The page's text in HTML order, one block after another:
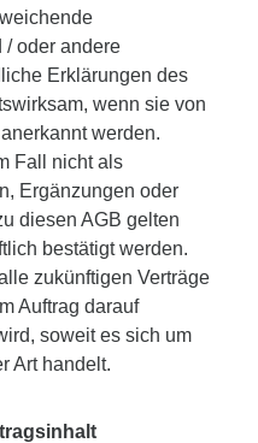
/ oder andere
Erklärungen des
wenn sie von
werden.
Fall nicht als
Ergänzungen oder
diesen AGB gelten
bestätigt werden.
zukünftigen Verträge
Auftrag darauf
soweit es sich um
Art handelt.